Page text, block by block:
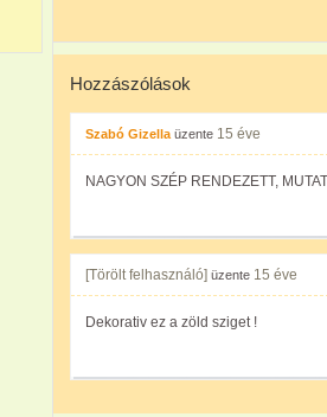
Hozzászólások
Szabó Gizella üzente 15 éve
NAGYON SZÉP RENDEZETT,
[Törölt felhasználó] üzente 15 éve
Dekorativ ez a zöld sziget !